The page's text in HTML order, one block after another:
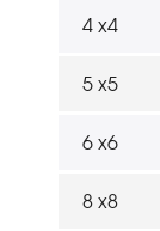
4 x4
5 x5
6 x6
8 x8